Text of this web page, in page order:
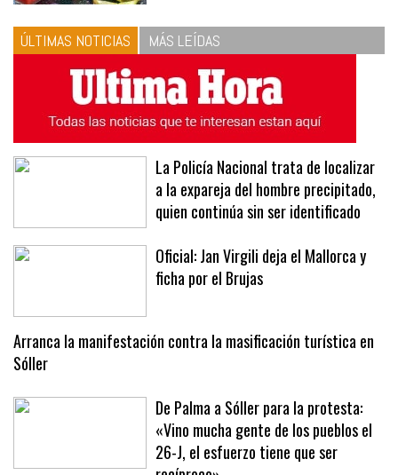
ÚLTIMAS NOTICIAS MÁS LEÍDAS
La Policía Nacional trata de localizar
a la expareja del hombre precipitado,
quien continúa sin ser identificado
Oficial: Jan Virgili deja el Mallorca y
ficha por el Brujas
Arranca la manifestación contra la masificación turística en
Sóller
De Palma a Sóller para la protesta:
«Vino mucha gente de los pueblos el
26-J, el esfuerzo tiene que ser